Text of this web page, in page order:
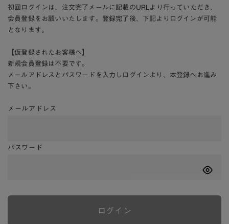
初回ログインは、注文完了メールに記載のURLより行っていただき、
会員登録をお願いいたします。登録完了後、下記よりログインが可能
となります。
【仮登録されたお客様へ】
新規会員登録は不要です。
メールアドレスとパスワードを入力しログインより、本登録へお進み
下さい。
メールアドレス
パスワード
ログイン